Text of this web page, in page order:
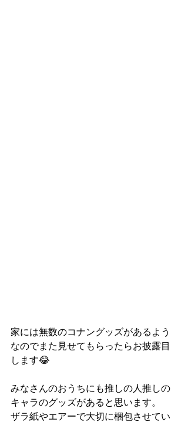
家には無数のコナングッズがあるよう
なのでまた見せてもらったらお披露目
します😂
みなさんのおうちにも推しの人推しの
キャラのグッズがあると思います。
ザラ紙やエアーで大切に梱包させてい